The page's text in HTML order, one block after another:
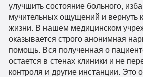
улучшить состояние больного,
мучительных ощущений и вернуть
жизни. В нашем медицинском
оказывается строго анонимная
помощь. Вся полученная о
остается в стенах клиники и не
контроля и другие инстанции. Это